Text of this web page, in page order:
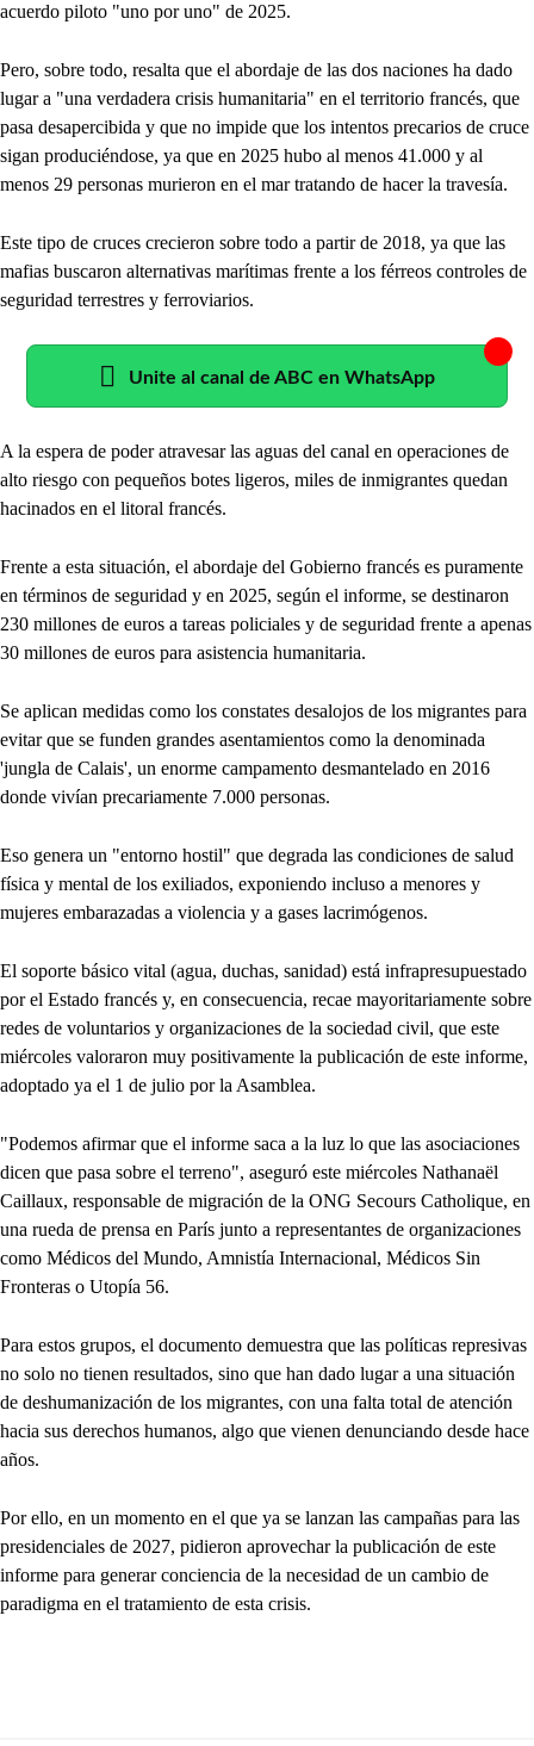
acuerdo piloto "uno por uno" de 2025.
Pero, sobre todo, resalta que el abordaje de las dos naciones ha dado
lugar a "una verdadera crisis humanitaria" en el territorio francés, que
pasa desapercibida y que no impide que los intentos precarios de cruce
sigan produciéndose, ya que en 2025 hubo al menos 41.000 y al
menos 29 personas murieron en el mar tratando de hacer la travesía.
Este tipo de cruces crecieron sobre todo a partir de 2018, ya que las
mafias buscaron alternativas marítimas frente a los férreos controles de
seguridad terrestres y ferroviarios.
Unite al canal de ABC en WhatsApp
A la espera de poder atravesar las aguas del canal en operaciones de
alto riesgo con pequeños botes ligeros, miles de inmigrantes quedan
hacinados en el litoral francés.
Frente a esta situación, el abordaje del Gobierno francés es puramente
en términos de seguridad y en 2025, según el informe, se destinaron
230 millones de euros a tareas policiales y de seguridad frente a apenas
30 millones de euros para asistencia humanitaria.
Se aplican medidas como los constates desalojos de los migrantes para
evitar que se funden grandes asentamientos como la denominada
'jungla de Calais', un enorme campamento desmantelado en 2016
donde vivían precariamente 7.000 personas.
Eso genera un "entorno hostil" que degrada las condiciones de salud
física y mental de los exiliados, exponiendo incluso a menores y
mujeres embarazadas a violencia y a gases lacrimógenos.
El soporte básico vital (agua, duchas, sanidad) está infrapresupuestado
por el Estado francés y, en consecuencia, recae mayoritariamente sobre
redes de voluntarios y organizaciones de la sociedad civil, que este
miércoles valoraron muy positivamente la publicación de este informe,
adoptado ya el 1 de julio por la Asamblea.
"Podemos afirmar que el informe saca a la luz lo que las asociaciones
dicen que pasa sobre el terreno", aseguró este miércoles Nathanaël
Caillaux, responsable de migración de la ONG Secours Catholique, en
una rueda de prensa en París junto a representantes de organizaciones
como Médicos del Mundo, Amnistía Internacional, Médicos Sin
Fronteras o Utopía 56.
Para estos grupos, el documento demuestra que las políticas represivas
no solo no tienen resultados, sino que han dado lugar a una situación
de deshumanización de los migrantes, con una falta total de atención
hacia sus derechos humanos, algo que vienen denunciando desde hace
años.
Por ello, en un momento en el que ya se lanzan las campañas para las
presidenciales de 2027, pidieron aprovechar la publicación de este
informe para generar conciencia de la necesidad de un cambio de
paradigma en el tratamiento de esta crisis.